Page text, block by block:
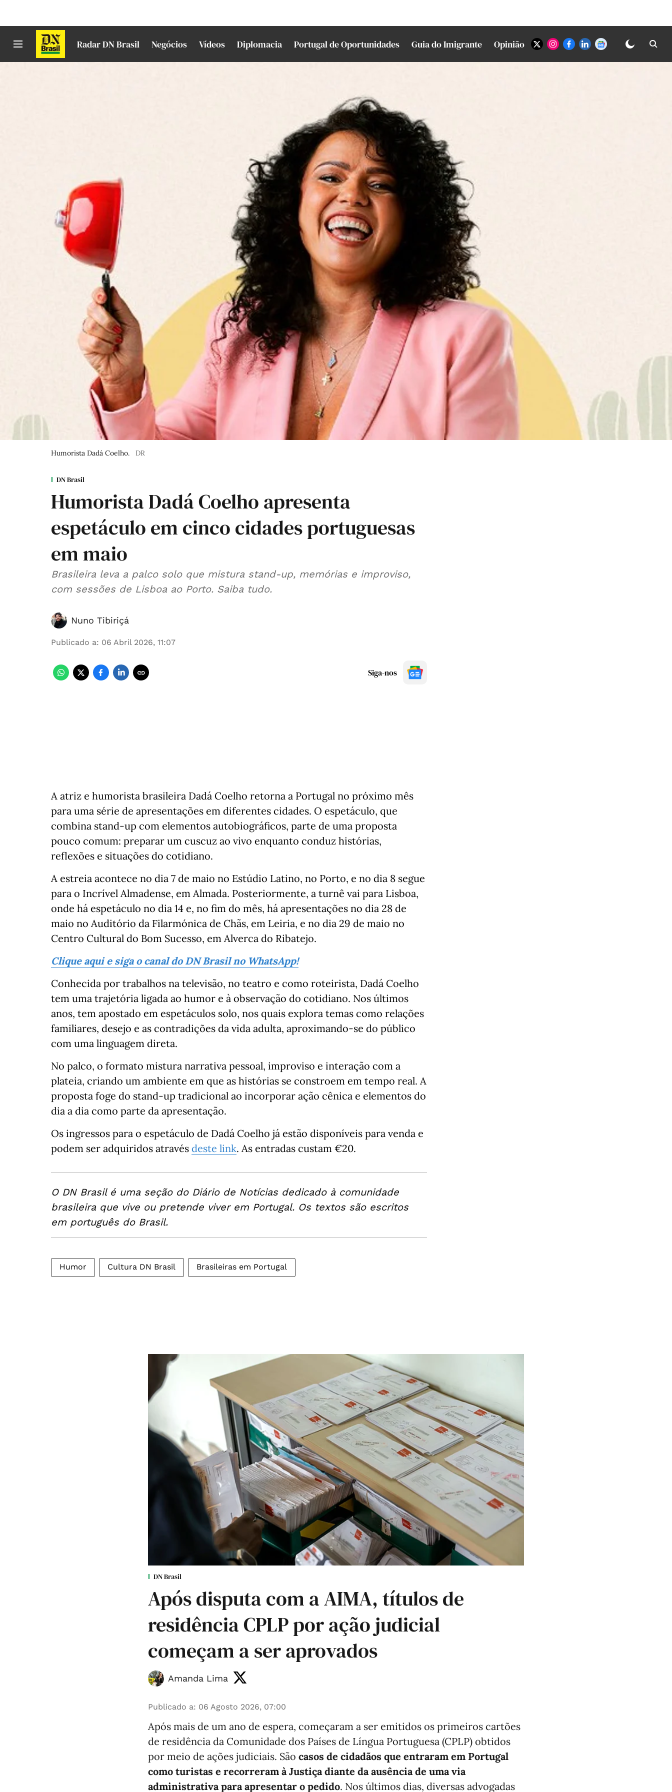
Radar DN Brasil Negócios Vídeos Diplomacia Portugal de Oportunidades Guia do Imigrante Opinião
Humorista Dadá Coelho. DR
DN Brasil
Humorista Dadá Coelho apresenta
espetáculo em cinco cidades portuguesas
em maio
Brasileira leva a palco solo que mistura stand-up, memórias e improviso,
com sessões de Lisboa ao Porto. Saiba tudo.
Nuno Tibiriçá
Publicado a: 06 Abril 2026, 11:07
Siga-nos
A atriz e humorista brasileira Dadá Coelho retorna a Portugal no próximo mês
para uma série de apresentações em diferentes cidades. O espetáculo, que
combina stand-up com elementos autobiográficos, parte de uma proposta
pouco comum: preparar um cuscuz ao vivo enquanto conduz histórias,
reflexões e situações do cotidiano.
A estreia acontece no dia 7 de maio no Estúdio Latino, no Porto, e no dia 8 segue
para o Incrível Almadense, em Almada. Posteriormente, a turnê vai para Lisboa,
onde há espetáculo no dia 14 e, no fim do mês, há apresentações no dia 28 de
maio no Auditório da Filarmónica de Chãs, em Leiria, e no dia 29 de maio no
Centro Cultural do Bom Sucesso, em Alverca do Ribatejo.
Clique aqui e siga o canal do DN Brasil no WhatsApp!
Conhecida por trabalhos na televisão, no teatro e como roteirista, Dadá Coelho
tem uma trajetória ligada ao humor e à observação do cotidiano. Nos últimos
anos, tem apostado em espetáculos solo, nos quais explora temas como relações
familiares, desejo e as contradições da vida adulta, aproximando-se do público
com uma linguagem direta.
No palco, o formato mistura narrativa pessoal, improviso e interação com a
plateia, criando um ambiente em que as histórias se constroem em tempo real. A
proposta foge do stand-up tradicional ao incorporar ação cênica e elementos do
dia a dia como parte da apresentação.
Os ingressos para o espetáculo de Dadá Coelho já estão disponíveis para venda e
podem ser adquiridos através deste link. As entradas custam €20.
O DN Brasil é uma seção do Diário de Notícias dedicado à comunidade
brasileira que vive ou pretende viver em Portugal. Os textos são escritos
em português do Brasil.
Humor Cultura DN Brasil Brasileiras em Portugal
DN Brasil
Após disputa com a AIMA, títulos de
residência CPLP por ação judicial
começam a ser aprovados
Amanda Lima
Publicado a: 06 Agosto 2026, 07:00
Após mais de um ano de espera, começaram a ser emitidos os primeiros cartões
de residência da Comunidade dos Países de Língua Portuguesa (CPLP) obtidos
por meio de ações judiciais. São casos de cidadãos que entraram em Portugal
como turistas e recorreram à Justiça diante da ausência de uma via
administrativa para apresentar o pedido. Nos últimos dias, diversas advogadas